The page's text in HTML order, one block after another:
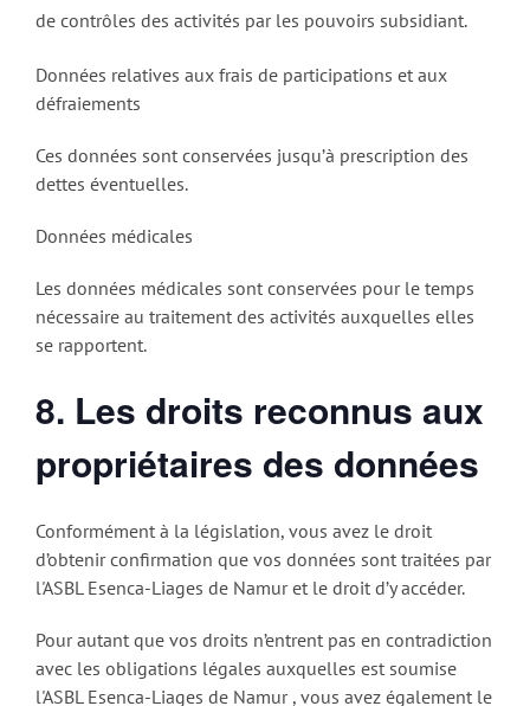
de contrôles des activités par les pouvoirs subsidiant.
Données relatives aux frais de participations et aux
défraiements
Ces données sont conservées jusqu’à prescription des
dettes éventuelles.
Données médicales
Les données médicales sont conservées pour le temps
nécessaire au traitement des activités auxquelles elles
se rapportent.
8. Les droits reconnus aux
propriétaires des données
Conformément à la législation, vous avez le droit
d’obtenir confirmation que vos données sont traitées par
l'ASBL Esenca-Liages de Namur et le droit d’y accéder.
Pour autant que vos droits n’entrent pas en contradiction
avec les obligations légales auxquelles est soumise
l'ASBL Esenca-Liages de Namur , vous avez également le